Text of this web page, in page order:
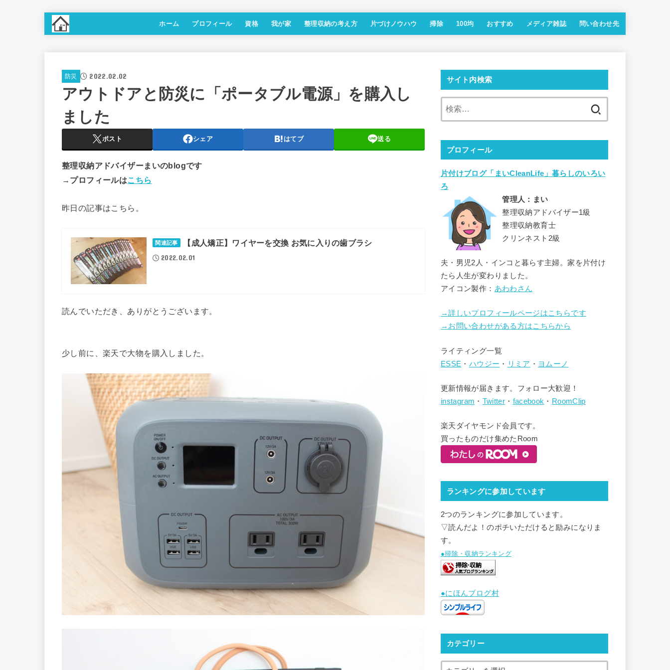
ホーム プロフィール 資格 我が家 整理収納の考え方 片づけノウハウ 掃除 100均 おすすめ メディア雑誌 問い合わせ先
防災 2022.02.02
アウトドアと防災に「ポータブル電源」を購入し
ました
ポスト シェア はてブ 送る
整理収納アドバイザーまいのblogです
→プロフィールはこちら
昨日の記事はこちら。
関連記事 【成人矯正】ワイヤーを交換 お気に入りの歯ブラシ
2022.02.01
読んでいただき、ありがとうございます。
少し前に、楽天で大物を購入しました。
サイト内検索
プロフィール
片付けブログ「まいCleanLife」暮らしのいろい
ろ
管理人：まい
整理収納アドバイザー1級
整理収納教育士
クリンネスト2級
夫・男児2人・インコと暮らす主婦。家を片付け
たら人生が変わりました。
アイコン製作： あわわさん
→詳しいプロフィールページはこちらです
→お問い合わせがある方はこちらから
ライティング一覧
ESSE ・ ハウジー ・ リミア ・ ヨムーノ
更新情報が届きます。フォロー大歓迎！
instagram ・ Twitter ・ facebook ・ RoomClip
楽天ダイヤモンド会員です。
買ったものだけ集めたRoom
ランキングに参加しています
2つのランキングに参加しています。
▽読んだよ！のポチいただけると励みになりま
す。
●掃除・収納ランキング
●にほんブログ村
カテゴリー